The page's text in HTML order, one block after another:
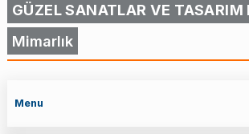
GÜZEL SANATLAR VE TASARIM
Mimarlık
Menu